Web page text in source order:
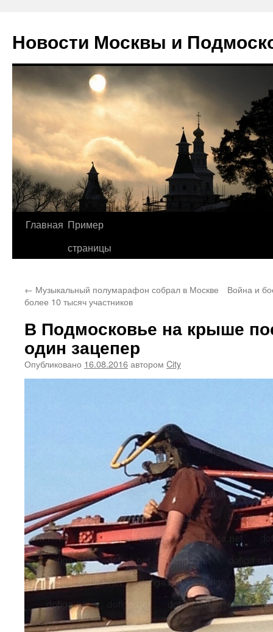
Новости Москвы и
Перейти
Главная Пример
страницы
← Музыкальный полумарафон собрал в Москве
более 10 тысяч участников
Война и
В Подмосковье на крыше
один зацепер
Опубликовано 16.08.2016автором City